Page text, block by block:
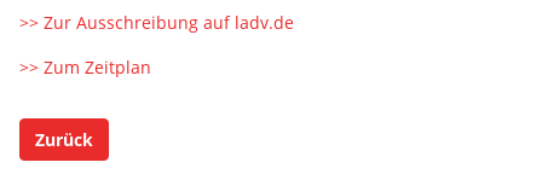
>> Zur Ausschreibung auf ladv.de
>> Zum Zeitplan
Zurück